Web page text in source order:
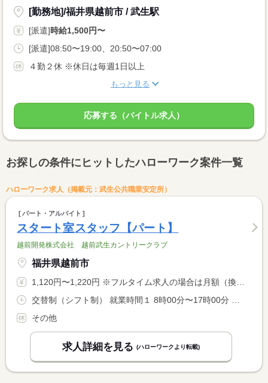
[勤務地]/福井県越前市 / 武生駅
[派遣]時給1,500円〜
[派遣]08:50〜19:00、20:50〜07:00
４勤２休 ※休日は毎週1日以上
もっと見る
応募する（バイトル求人）
お探しの条件にヒットしたハローワーク案件一覧
ハローワーク求人（掲載元：武生公共職業安定所）
パート・アルバイト
スタート室スタッフ【パート】
越前開発株式会社 越前武生カントリークラブ
福井県越前市
1,120円〜1,220円 ※フルタイム求人の場合は月額（換算額）、パート求人の場合は時間額を表示しています。
その他
求人詳細を見る (ハローワークより転載)